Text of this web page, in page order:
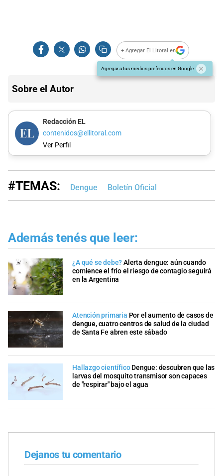
+ Agregar El Litoral en
Agregar a tus medios preferidos en Google
Sobre el Autor
Redacción EL
contenidos@ellitoral.com
Ver Perfil
#TEMAS: Dengue Boletín Oficial
Además tenés que leer:
¿A qué se debe?Alerta dengue: aún cuando
comience el frío el riesgo de contagio seguirá
en la Argentina
Atención primaria Por el aumento de casos de
dengue, cuatro centros de salud de la ciudad
de Santa Fe abren este sábado
Hallazgo científico Dengue: descubren que las
larvas del mosquito transmisor son capaces
de "respirar" bajo el agua
Dejanos tu comentario